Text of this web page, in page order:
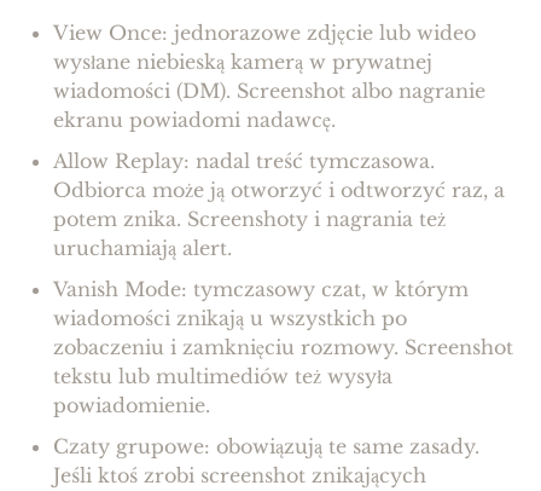
View Once: jednorazowe zdjęcie lub wideo
wysłane niebieską kamerą w prywatnej
wiadomości (DM). Screenshot albo nagranie
ekranu powiadomi nadawcę.
Allow Replay: nadal treść tymczasowa.
Odbiorca może ją otworzyć i odtworzyć raz, a
potem znika. Screenshoty i nagrania też
uruchamiają alert.
Vanish Mode: tymczasowy czat, w którym
wiadomości znikają u wszystkich po
zobaczeniu i zamknięciu rozmowy. Screenshot
tekstu lub multimediów też wysyła
powiadomienie.
Czaty grupowe: obowiązują te same zasady.
Jeśli ktoś zrobi screenshot znikających